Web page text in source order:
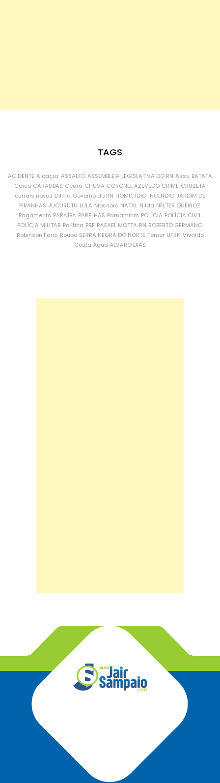
TAGS
ACIDENTE Alcaçuz ASSALTO ASSEMBLEIA LEGISLATIVA DO RN Assu BATATA
Caicó CARAÚBAS Ceará CHUVA CORONEL AZEVEDO CRIME CRUZETA
currais novos Dilma Governo do RN HOMICÍDIO INCÊNDIO JARDIM DE
PIRANHAS JUCURUTU LULA Mossoró NATAL Nilda NÉLTER QUEIROZ
Pagamento PARAÍBA PARELHAS Parnamirim POLÍCIA POLÍCIA CIVIL
POLÍCIA MILITAR Política PRF RAFAEL MOTTA RN ROBERTO GERMANO
Robinson Faria Roubo SERRA NEGRA DO NORTE Temer UFRN Vivaldo
Costa Água ÁLVARO DIAS